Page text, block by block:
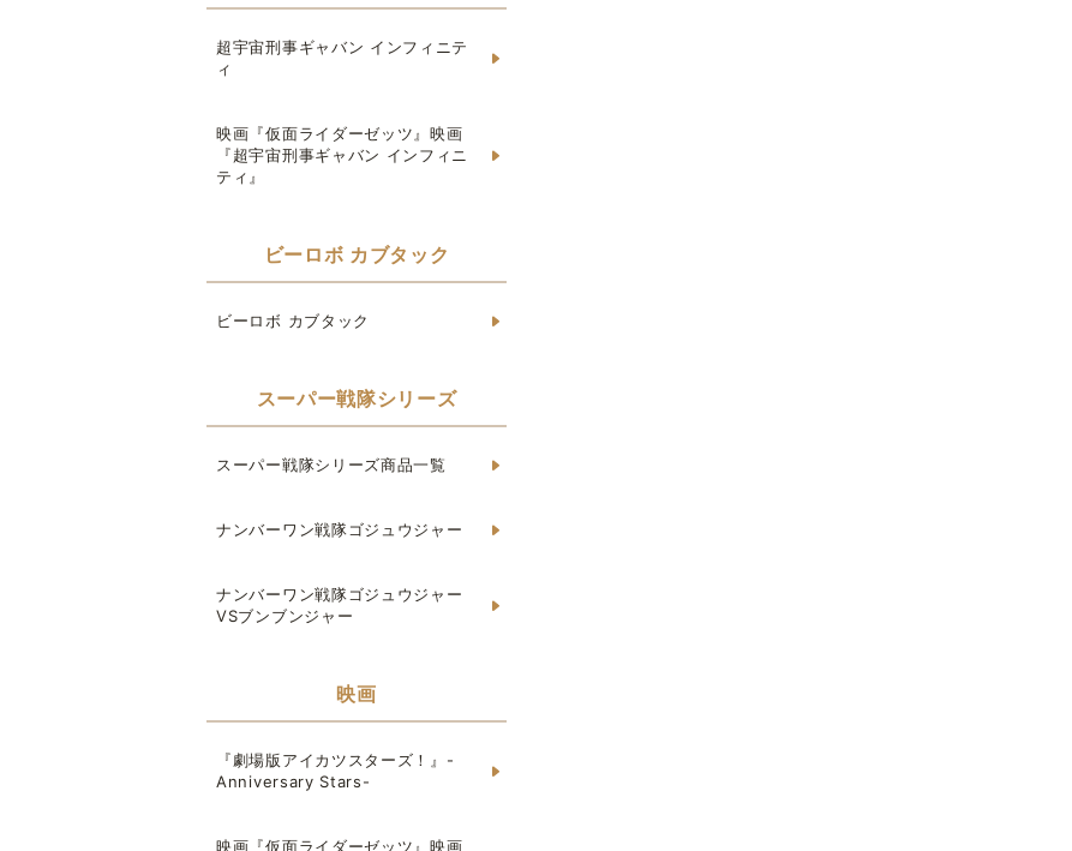
超宇宙刑事ギャバン インフィニテ
ィ
映画『仮面ライダーゼッツ』映画
『超宇宙刑事ギャバン インフィニ
ティ』
ビーロボ カブタック
ビーロボ カブタック
スーパー戦隊シリーズ
スーパー戦隊シリーズ商品一覧
ナンバーワン戦隊ゴジュウジャー
ナンバーワン戦隊ゴジュウジャー
VSブンブンジャー
映画
『劇場版アイカツスターズ！』-
Anniversary Stars-
映画『仮面ライダーゼッツ』映画